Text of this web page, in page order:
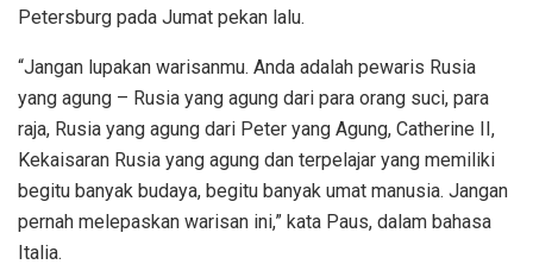
Petersburg pada Jumat pekan lalu.
“Jangan lupakan warisanmu. Anda adalah pewaris Rusia
yang agung – Rusia yang agung dari para orang suci, para
raja, Rusia yang agung dari Peter yang Agung, Catherine II,
Kekaisaran Rusia yang agung dan terpelajar yang memiliki
begitu banyak budaya, begitu banyak umat manusia. Jangan
pernah melepaskan warisan ini,” kata Paus, dalam bahasa
Italia.